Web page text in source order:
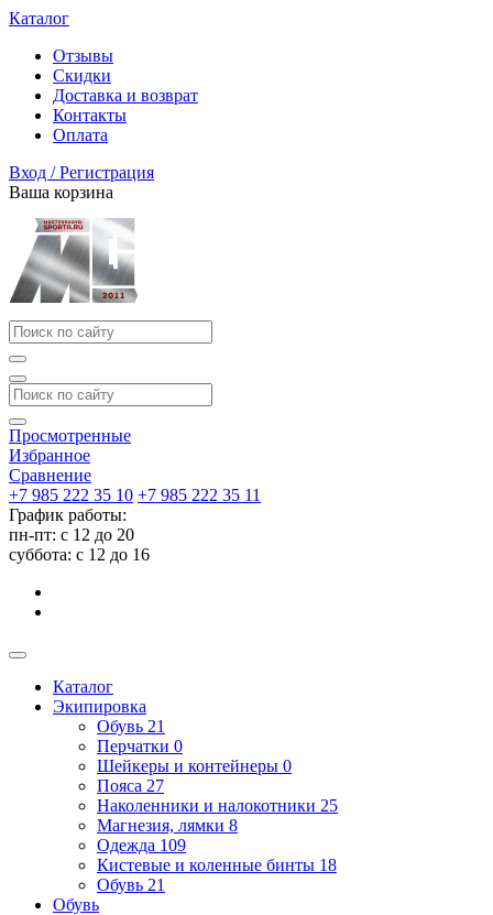
Каталог
Отзывы
Скидки
Доставка и возврат
Контакты
Оплата
Вход / Регистрация
Ваша корзина
Просмотренные
Избранное
Сравнение
+7 985 222 35 10 +7 985 222 35 11
График работы:
пн-пт: с 12 до 20
суббота: c 12 до 16
Каталог
Экипировка
Обувь 21
Перчатки 0
Шейкеры и контейнеры 0
Пояса 27
Наколенники и налокотники 25
Магнезия, лямки 8
Одежда 109
Кистевые и коленные бинты 18
Обувь 21
Обувь